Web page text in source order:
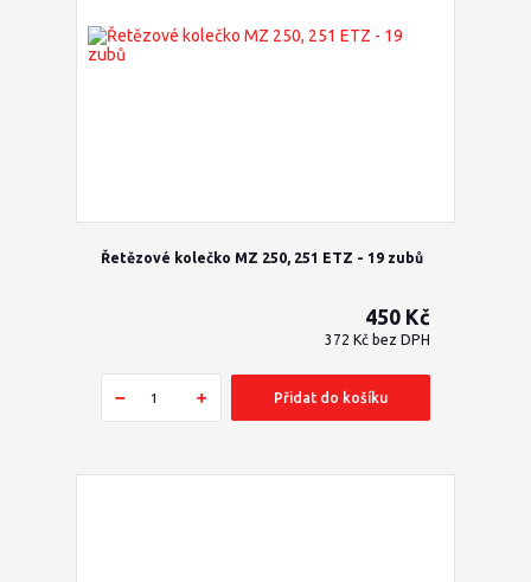
Řetězové kolečko MZ 250, 251 ETZ - 19 zubů
450 Kč
372 Kč bez DPH
Přidat do košíku